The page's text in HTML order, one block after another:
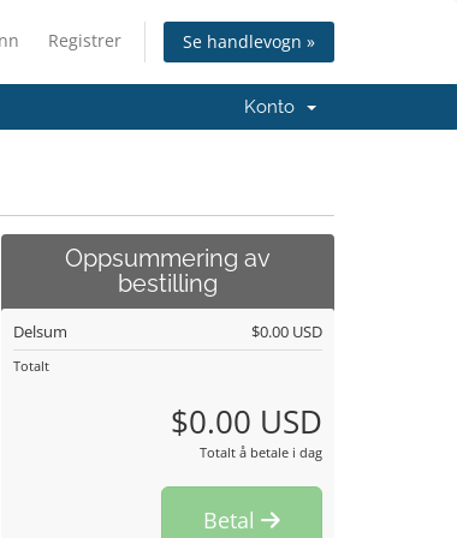
Registrer Se handlevogn »
Konto
Oppsummering av
bestilling
Delsum $0.00 USD
Totalt
$0.00 USD
Totalt å betale i dag
Betal